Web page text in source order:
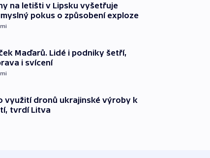
na letišti v Lipsku vyšetřuje
pokus o způsobení exploze
Maďarů. Lidé i podniky šetří,
i svícení
využití dronů ukrajinské výroby k
tvrdí Litva